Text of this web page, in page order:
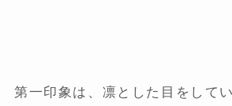
第一印象は、凛とした目をして